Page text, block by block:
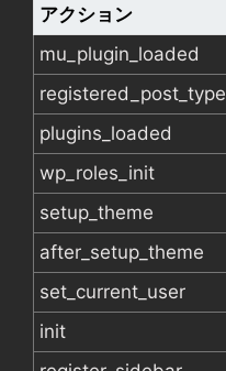
アクション
mu_plugin_loaded
registered_post_type
plugins_loaded
wp_roles_init
setup_theme
after_setup_theme
set_current_user
init